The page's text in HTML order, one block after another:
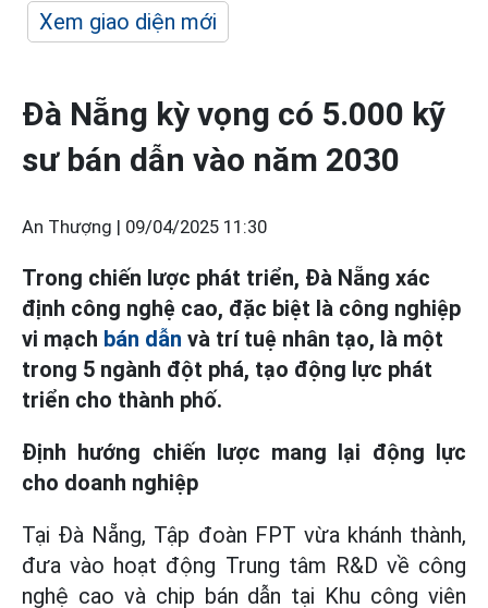
Xem giao diện mới
Đà Nẵng kỳ vọng có 5.000 kỹ
sư bán dẫn vào năm 2030
An Thượng | 09/04/2025 11:30
Trong chiến lược phát triển, Đà Nẵng xác
định công nghệ cao, đặc biệt là công nghiệp
vi mạch bán dẫn và trí tuệ nhân tạo, là một
trong 5 ngành đột phá, tạo động lực phát
triển cho thành phố.
Định hướng chiến lược mang lại động lực
cho doanh nghiệp
Tại Đà Nẵng, Tập đoàn FPT vừa khánh thành,
đưa vào hoạt động Trung tâm R&D về công
nghệ cao và chip bán dẫn tại Khu công viên